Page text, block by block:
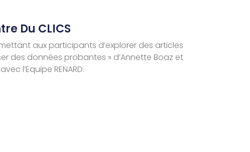
Du CLICS
aux participants d’explorer des articles
des données probantes » d’Annette Boaz et
l’Equipe RENARD.